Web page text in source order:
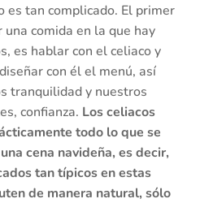
es tan complicado. El primer
una comida en la que hay
es hablar con el celiaco y
con él el menú, así
tranquilidad y nuestros
confianza. Los celiacos
todo lo que se
cena navideña, es decir,
tan típicos en estas
de manera natural, sólo